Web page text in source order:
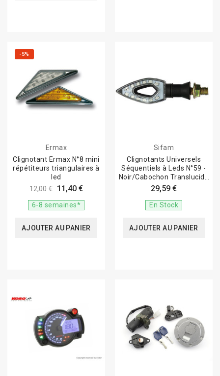
-5%
Ermax
Clignotant Ermax N°8 mini
répétiteurs triangulaires à
led
12,00 € 11,40 €
6-8 semaines*
AJOUTER AU PANIER
Sifam
Clignotants Universels
Séquentiels à Leds N°59 -
Noir/Cabochon Translucide
- CE
29,59 €
En Stock
AJOUTER AU PANIER